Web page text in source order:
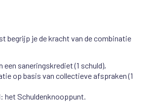
begrijp je de kracht van de combinatie
een saneringskrediet (1 schuld),
op basis van collectieve afspraken (1
het Schuldenknooppunt.